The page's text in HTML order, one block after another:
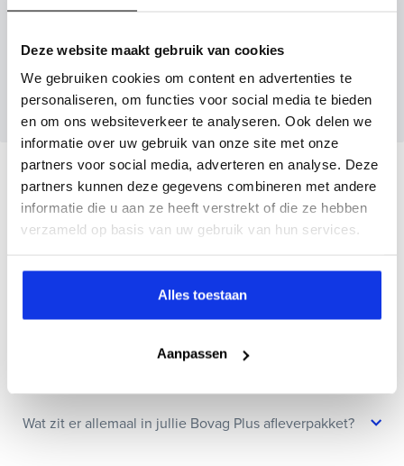
Deze website maakt gebruik van cookies
We gebruiken cookies om content en advertenties te
personaliseren, om functies voor social media te bieden
en om ons websiteverkeer te analyseren. Ook delen we
informatie over uw gebruik van onze site met onze
partners voor social media, adverteren en analyse. Deze
partners kunnen deze gegevens combineren met andere
informatie die u aan ze heeft verstrekt of die ze hebben
verzameld op basis van uw gebruik van hun services.
Alles toestaan
Aanpassen
Inruilvoorstel aanvragen
maandag tot en met vrijdag binnen enkele uren
een voorstel.
Veelgestelde vragen
Wanneer kan ik een proefrit maken?
Kan ik een auto reserveren?
Hoe weet ik of deze auto nog beschikbaar is?
Wat zit er allemaal in jullie Bovag Plus afleverpakket?